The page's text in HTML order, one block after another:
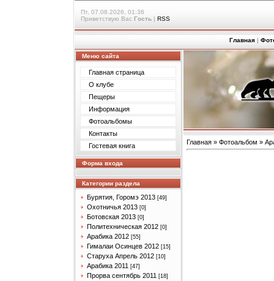
Пт, 07.08.2026, 01:36
Приветствую Вас Гость | RSS
Главная |
Меню сайта
Главная страница
О клубе
Пещеры
Информация
Фотоальбомы
Контакты
Гостевая книга
Форма входа
Категории раздела
Бурятия, Горомэ 2013 [49]
Охотничья 2013 [0]
Ботовская 2013 [0]
Политехническая 2012 [0]
Арабика 2012 [55]
Гималаи Осинцев 2012 [15]
Старуха Апрель 2012 [10]
Арабика 2011 [47]
Прорва сентябрь 2011 [18]
Главная » Фотоальбом »